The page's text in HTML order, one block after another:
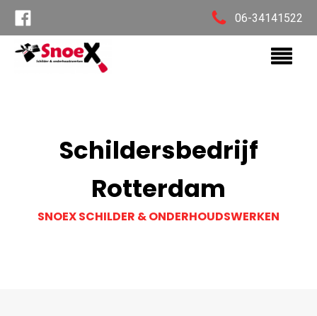
06-34141522
Schildersbedrijf
Rotterdam
SNOEX SCHILDER & ONDERHOUDSWERKEN